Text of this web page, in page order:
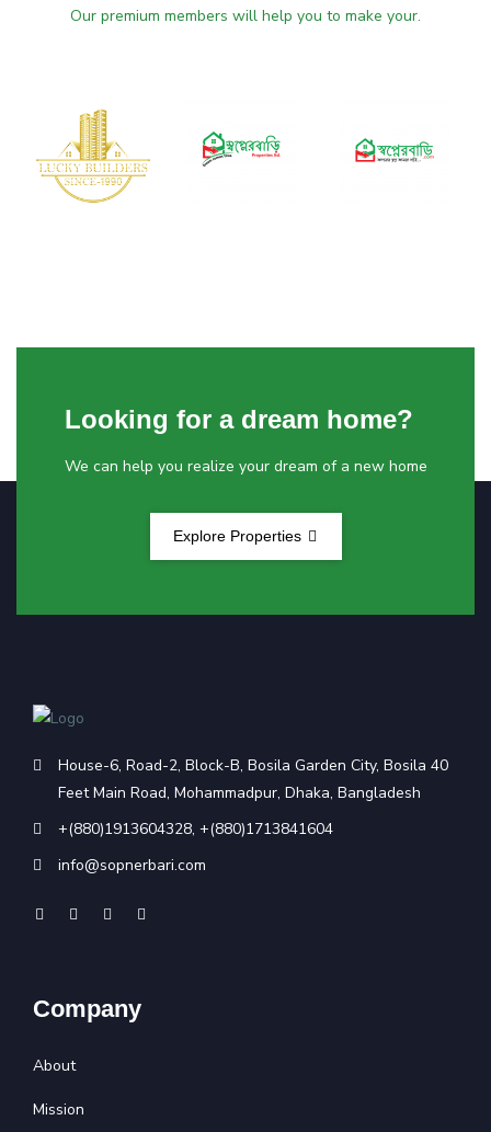
Our premium members will help you to make your.
Looking for a dream home?
We can help you realize your dream of a new home
Explore Properties
House-6, Road-2, Block-B, Bosila Garden City, Bosila 40
Feet Main Road, Mohammadpur, Dhaka, Bangladesh
+(880)1913604328, +(880)1713841604
info@sopnerbari.com
Company
About
Mission